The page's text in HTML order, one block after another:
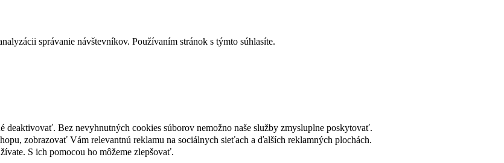
správanie návštevníkov. Používaním stránok s týmto súhlasíte.
deaktivovať. Bez nevyhnutných cookies súborov nemožno naše služby zmysluplne poskytovať.
zobrazovať Vám relevantnú reklamu na sociálnych sieťach a ďalších reklamných plochách.
S ich pomocou ho môžeme zlepšovať.